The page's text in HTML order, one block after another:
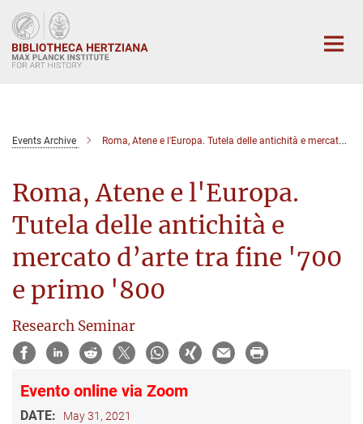
Main-
Content
Events Archive Roma, Atene e l'Europa. Tutela delle antichità e mercato d’arte tra fine '700 e primo '800
Roma, Atene e l'Europa.
Tutela delle antichità e
mercato d’arte tra fine '700
e primo '800
Research Seminar
Evento online via Zoom
DATE: May 31, 2021